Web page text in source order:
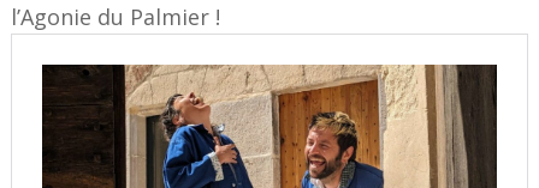
l’Agonie du Palmier !